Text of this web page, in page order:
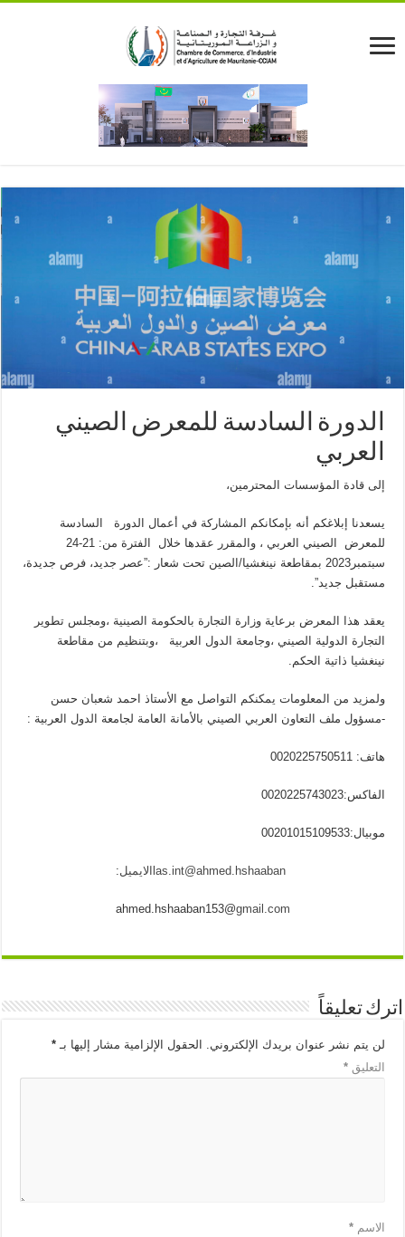
الدورة السادسة للمعرض الصيني
العربي
إلى قادة المؤسسات المحترمين،
يسعدنا إبلاغكم أنه بإمكانكم المشاركة في أعمال الدورة السادسة
سبتمبر2023 بمقاطعة نينغشيا/الصين تحت شعار :”عصر جديد، فرص جديدة،
مستقبل جديد”.
يعقد هذا المعرض برعاية وزارة التجارة بالحكومة الصينية ،ومجلس تطوير
التجارة الدولية الصيني ،وجامعة الدول العربية ،وبتنظيم من مقاطعة
نينغشيا ذاتية الحكم.
ولمزيد من المعلومات يمكنكم التواصل مع الأستاذ احمد شعبان حسن
-مسؤول ملف التعاون العربي الصيني بالأمانة العامة لجامعة الدول العربية :
هاتف: 0020225750511
الفاكس:0020225743023
موبيال:00201015109533
ahmed.hshaaban
@
las.int الايميل:
ahmed.hshaaban @153gmail.com
اترك تعليقاً
لن يتم نشر عنوان بريدك الإلكتروني. الحقول الإلزامية مشار إليها بـ*
التعليق*
الاسم*